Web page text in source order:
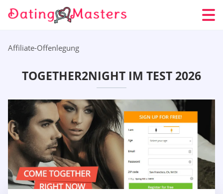
Affiliate-Offenlegung
TOGETHER2NIGHT IM TEST 2026